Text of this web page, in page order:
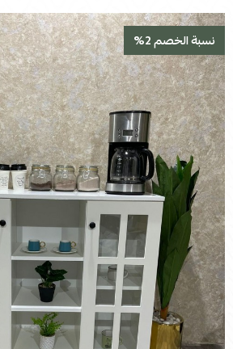
نسبة الخصم 2%